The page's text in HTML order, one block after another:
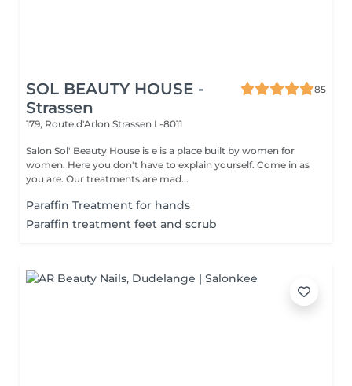
SOL BEAUTY HOUSE -
Strassen
85
179, Route d'Arlon Strassen L-8011
Salon Sol' Beauty House is e is a place built by women for
women. Here you don't have to explain yourself. Come in as
you are. Our treatments are mad...
Paraffin Treatment for hands
Paraffin treatment feet and scrub